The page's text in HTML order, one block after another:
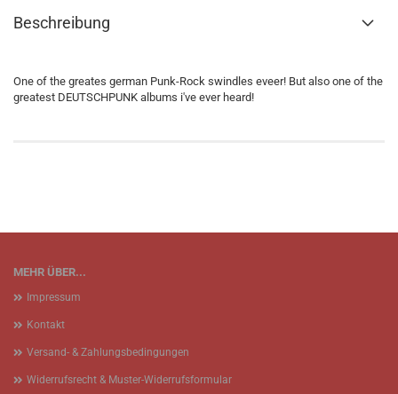
Beschreibung
One of the greates german Punk-Rock swindles eveer! But also one of the
greatest DEUTSCHPUNK albums i've ever heard!
MEHR ÜBER...
Impressum
Kontakt
Versand- & Zahlungsbedingungen
Widerrufsrecht & Muster-Widerrufsformular